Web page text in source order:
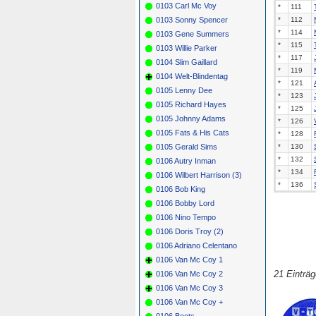
* 111
*
112
*
114
*
115
*
117
*
119
*
121
*
123
*
125
*
126
*
128
*
130
*
132
*
134
*
136
21
0103 Carl Mc Voy
0103 Sonny Spencer
0103 Gene Summers
0103 Willie Parker
0104 Slim Gaillard
0104 Welt-Blindentag
0105 Lenny Dee
0105 Richard Hayes
0105 Johnny Adams
0105 Fats & His Cats
0105 Gerald Sims
0106 Autry Inman
0106 Wilbert Harrison (3)
0106 Bob King
0106 Bobby Lord
0106 Nino Tempo
0106 Doris Troy (2)
0106 Adriano Celentano
0106 Van Mc Coy 1
0106 Van Mc Coy 2
0106 Van Mc Coy 3
0106 Van Mc Coy +